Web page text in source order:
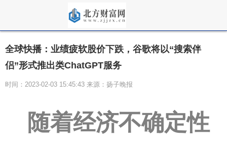
全球快播：业绩疲软股价下跌，谷歌将以“搜索伴
侣”形式推出类ChatGPT服务
时间：2023-02-03 15:45:43 来源：扬子晚报
随着经济不确定性